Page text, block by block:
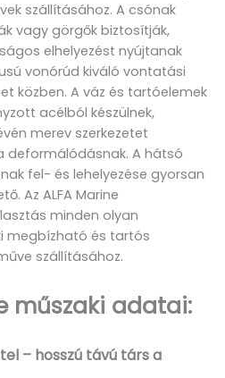
szállításához. A csónak
vagy görgők biztosítják,
elhelyezést nyújtanak
vonórúd kiváló vontatási
közben. A váz és tartóelemek
acélból készülnek,
merev szerkezetet
deformálódásnak. A hátsó
fel- és lehelyezése gyorsan
Az ALFA Marine
minden olyan
megbízható és tartós
szállításához.
műszaki adatai:
– hosszú távú társ a